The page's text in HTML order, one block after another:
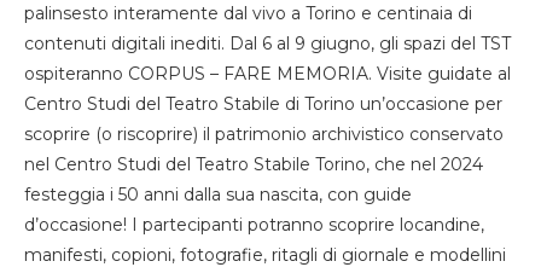
palinsesto interamente dal vivo a Torino e centinaia di
contenuti digitali inediti. Dal 6 al 9 giugno, gli spazi del TST
ospiteranno CORPUS – FARE MEMORIA. Visite guidate al
Centro Studi del Teatro Stabile di Torino un’occasione per
scoprire (o riscoprire) il patrimonio archivistico conservato
nel Centro Studi del Teatro Stabile Torino, che nel 2024
festeggia i 50 anni dalla sua nascita, con guide
d’occasione! I partecipanti potranno scoprire locandine,
manifesti, copioni, fotografie, ritagli di giornale e modellini